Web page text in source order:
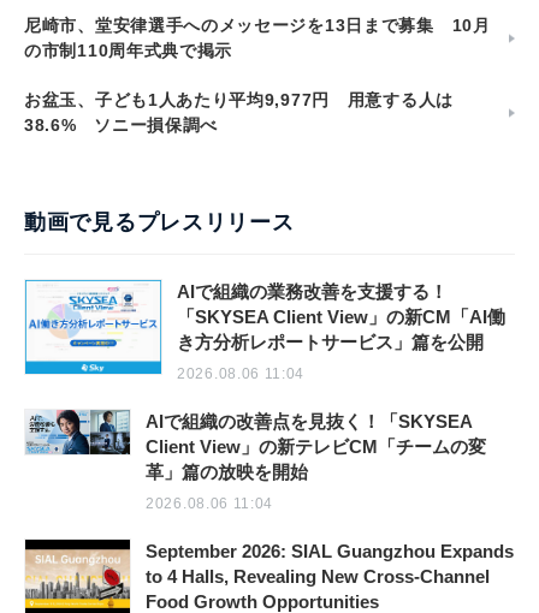
尼崎市、堂安律選手へのメッセージを13日まで募集 10月
の市制110周年式典で掲示
お盆玉、子ども1人あたり平均9,977円 用意する人は
38.6% ソニー損保調べ
動画で見るプレスリリース
AIで組織の業務改善を支援する！
「SKYSEA Client View」の新CM「AI働
き方分析レポートサービス」篇を公開
2026.08.06 11:04
AIで組織の改善点を見抜く！「SKYSEA
Client View」の新テレビCM「チームの変
革」篇の放映を開始
2026.08.06 11:04
September 2026: SIAL Guangzhou Expands
to 4 Halls, Revealing New Cross-Channel
Food Growth Opportunities